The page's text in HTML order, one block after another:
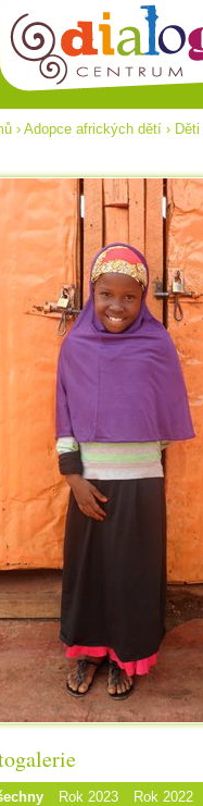
› Adopce afrických dětí › Děti
Rok 2023 Rok 2022